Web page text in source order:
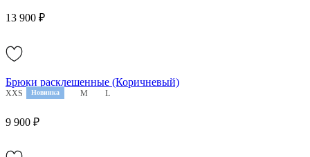
13 900 ₽
Новинка
Брюки расклешенные (Коричневый)
XXS XS S M L
9 900 ₽